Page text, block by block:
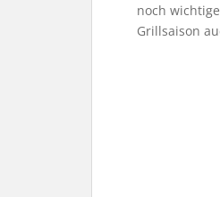
noch
Grillsaison